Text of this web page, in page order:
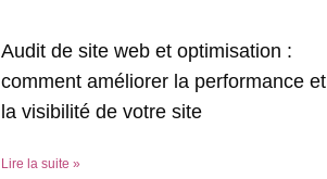
Audit de site web et optimisation :
comment améliorer la performance et
la visibilité de votre site
Lire la suite »